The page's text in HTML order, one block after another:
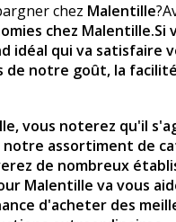
chez Malentille
chez Malentille.Si
idéal qui va satisfaire
de notre goût, la
, vous noterez qu'il
assortiment de
de nombreux
Malentille va vous
d'acheter des